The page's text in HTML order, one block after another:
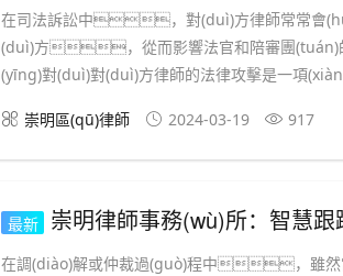
在司法訴訟中，對(duì)方律師常常會
(duì)方，從而影響法官和陪審團(tuán)
(yīng)對(duì)對(duì)方律師的法律攻擊是一項
崇明區(qū)律師 2024-03-19 917
最新 崇明律師事務(wù)所：智慧跟蹤
在調(diào)解或仲裁過(guò)程中，雖然